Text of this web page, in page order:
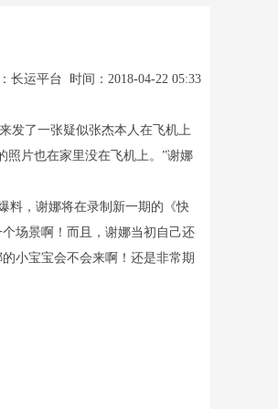
长运平台 时间：2018-04-22 05:33
发了一张疑似张杰本人在飞机上
照片也在家里没在飞机上。”谢娜
料，谢娜将在录制新一期的《快
场景啊！而且，谢娜当初自己还
小宝宝会不会来啊！还是非常期